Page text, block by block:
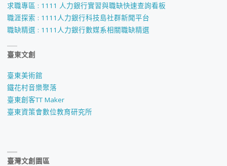
求職專區 : 1111 人力銀行實習與職缺快速查詢看板
職涯探索 : 1111人力銀行科技島社群新聞平台
職缺精選 : 1111人力銀行數媒系相關職缺精選
臺東文創
臺東美術館
鐵花村音樂聚落
臺東創客TT Maker
臺東資策會數位教育研究所
臺灣文創園區